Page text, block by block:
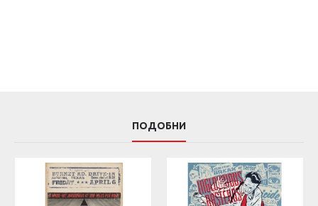
ПОДОБНИ